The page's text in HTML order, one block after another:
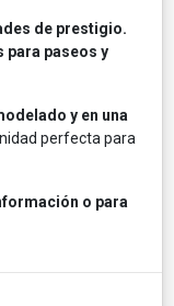
de prestigio.
para paseos y
y en una
perfecta para
o para